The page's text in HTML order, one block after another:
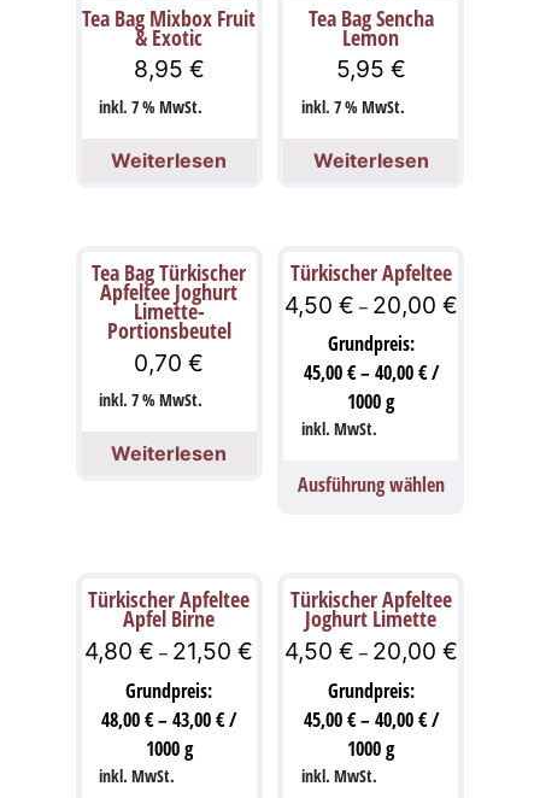
Tea Bag Mixbox Fruit
& Exotic
8,95 €
inkl. 7 % MwSt.
Weiterlesen
Tea Bag Sencha
Lemon
5,95 €
inkl. 7 % MwSt.
Weiterlesen
Tea Bag Türkischer
Apfeltee Joghurt
Limette-
Portionsbeutel
0,70€
inkl. 7 % MwSt.
Weiterlesen
Türkischer Apfeltee
4,50 € – 20,00 €
Grundpreis:
45,00€– 40,00€/
1000g
inkl. MwSt.
Ausführung wählen
Türkischer Apfeltee
Apfel Birne
4,80€ – 21,50€
Grundpreis:
48,00€–43,00€/
1000g
inkl. MwSt.
Türkischer Apfeltee
Joghurt Limette
4,50 € – 20,00 €
Grundpreis:
45,00€– 40,00€/
1000g
inkl. MwSt.